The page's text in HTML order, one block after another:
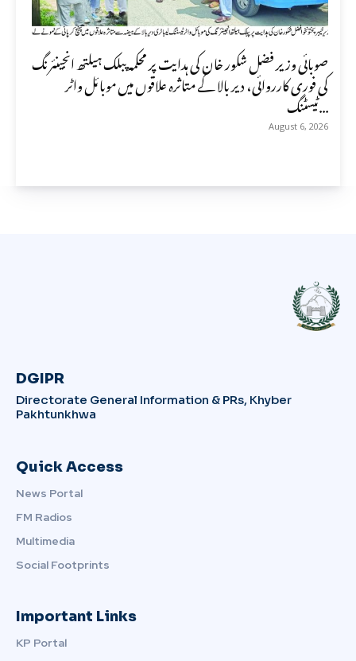
صوبائی وزیر فضل شکور خان کی ہدایت پر محکمہ پبلک ہیلتھ انجینئرنگ
کی فوری کارروائی، دیر بالا کے متاثرہ علاقوں میں موبائل واٹر
ٹیسٹنگ...
August 6, 2026
DGIPR
Directorate General Information & PRs, Khyber
Pakhtunkhwa
Quick Access
News Portal
FM Radios
Multimedia
Social Footprints
Important Links
KP Portal